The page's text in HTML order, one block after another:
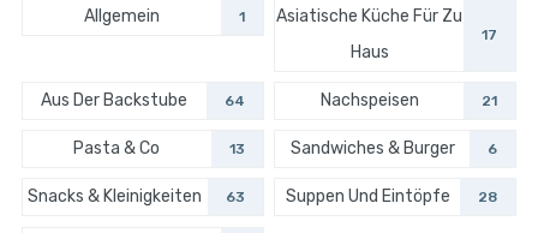
Allgemein 1
Asiatische Küche Für Zu
Haus
17
Aus Der Backstube 64 Nachspeisen 21
Pasta & Co 13 Sandwiches & Burger 6
Snacks & Kleinigkeiten 63 Suppen Und Eintöpfe 28